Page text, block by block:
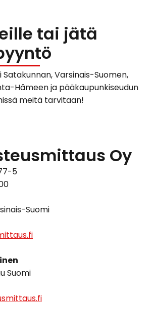
tai jätä
Satakunnan, Varsinais-Suomen,
Hämeen ja pääkaupunkiseudun
meitä tarvitaan!
Oy
5
Suomi
Suomi